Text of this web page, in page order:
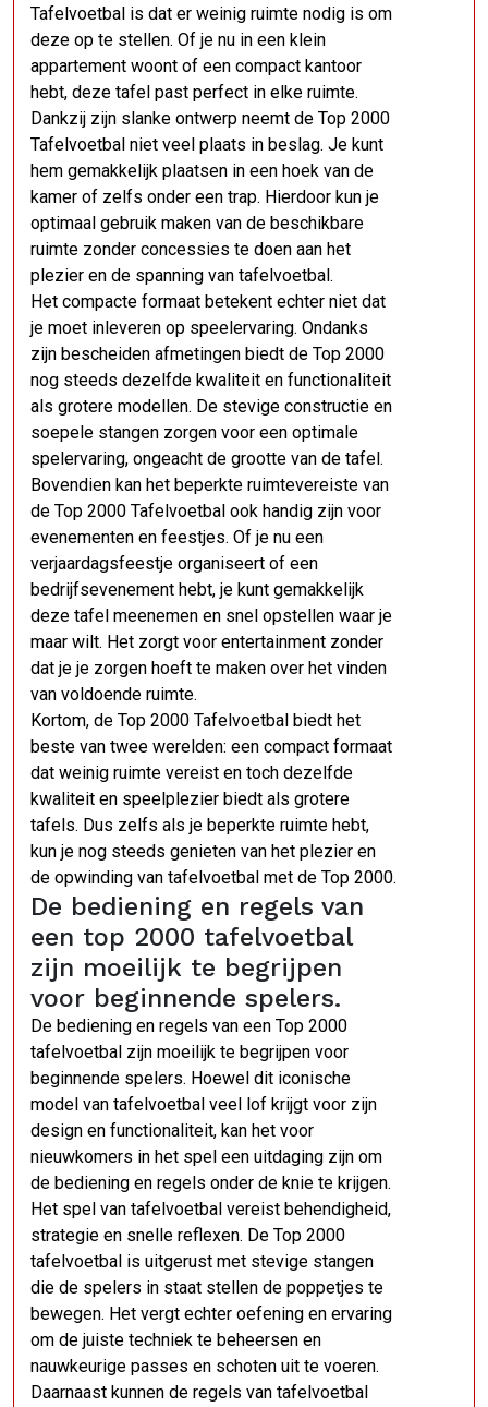
Tafelvoetbal is dat er weinig ruimte nodig is om
deze op te stellen. Of je nu in een klein
appartement woont of een compact kantoor
hebt, deze tafel past perfect in elke ruimte.
Dankzij zijn slanke ontwerp neemt de Top 2000
Tafelvoetbal niet veel plaats in beslag. Je kunt
hem gemakkelijk plaatsen in een hoek van de
kamer of zelfs onder een trap. Hierdoor kun je
optimaal gebruik maken van de beschikbare
ruimte zonder concessies te doen aan het
plezier en de spanning van tafelvoetbal.
Het compacte formaat betekent echter niet dat
je moet inleveren op speelervaring. Ondanks
zijn bescheiden afmetingen biedt de Top 2000
nog steeds dezelfde kwaliteit en functionaliteit
als grotere modellen. De stevige constructie en
soepele stangen zorgen voor een optimale
spelervaring, ongeacht de grootte van de tafel.
Bovendien kan het beperkte ruimtevereiste van
de Top 2000 Tafelvoetbal ook handig zijn voor
evenementen en feestjes. Of je nu een
verjaardagsfeestje organiseert of een
bedrijfsevenement hebt, je kunt gemakkelijk
deze tafel meenemen en snel opstellen waar je
maar wilt. Het zorgt voor entertainment zonder
dat je je zorgen hoeft te maken over het vinden
van voldoende ruimte.
Kortom, de Top 2000 Tafelvoetbal biedt het
beste van twee werelden: een compact formaat
dat weinig ruimte vereist en toch dezelfde
kwaliteit en speelplezier biedt als grotere
tafels. Dus zelfs als je beperkte ruimte hebt,
kun je nog steeds genieten van het plezier en
de opwinding van tafelvoetbal met de Top 2000.
De bediening en regels van
een top 2000 tafelvoetbal
zijn moeilijk te begrijpen
voor beginnende spelers.
De bediening en regels van een Top 2000
tafelvoetbal zijn moeilijk te begrijpen voor
beginnende spelers. Hoewel dit iconische
model van tafelvoetbal veel lof krijgt voor zijn
design en functionaliteit, kan het voor
nieuwkomers in het spel een uitdaging zijn om
de bediening en regels onder de knie te krijgen.
Het spel van tafelvoetbal vereist behendigheid,
strategie en snelle reflexen. De Top 2000
tafelvoetbal is uitgerust met stevige stangen
die de spelers in staat stellen de poppetjes te
bewegen. Het vergt echter oefening en ervaring
om de juiste techniek te beheersen en
nauwkeurige passes en schoten uit te voeren.
Daarnaast kunnen de regels van tafelvoetbal